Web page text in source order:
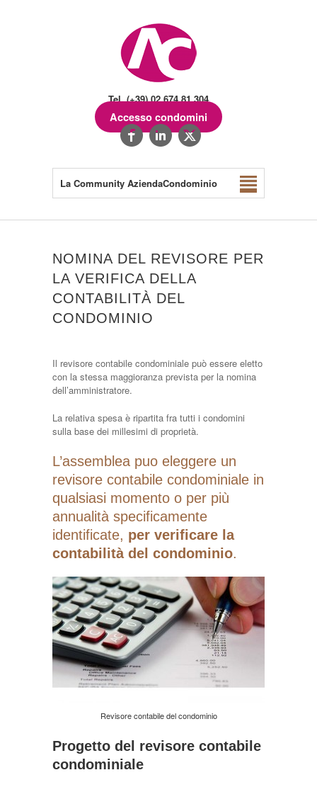
Tel. (+39) 02.674.81.304
Accesso condomini
La Community AziendaCondominio
NOMINA DEL REVISORE PER
LA VERIFICA DELLA
CONTABILITÀ DEL
CONDOMINIO
Il revisore contabile condominiale può essere eletto
con la stessa maggioranza prevista per la nomina
dell’amministratore.
La relativa spesa è ripartita fra tutti i condomini
sulla base dei millesimi di proprietà.
L’assemblea puo eleggere un
revisore contabile condominiale in
qualsiasi momento o per più
annualità specificamente
identificate, per verificare la
contabilità del condominio.
Revisore contabile del condominio
Progetto del revisore contabile
condominiale